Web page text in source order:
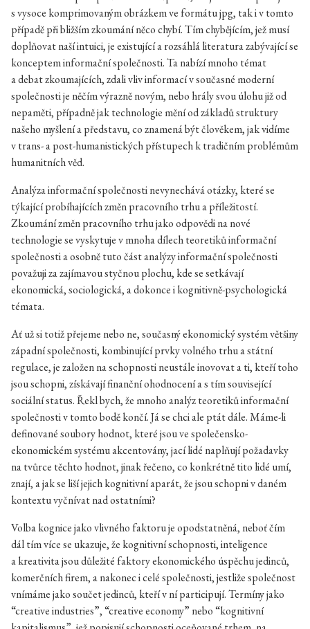
s vysoce komprimovaným obrázkem ve formátu jpg, tak i v tomto
případě při bližším zkoumání něco chybí. Tím chybějícím, jež musí
doplňovat naší intuici, je existující a rozsáhlá literatura zabývající se
konceptem informační společnosti. Ta nabízí mnoho témat
a debat zkoumajících, zdali vliv informací v současné moderní
společnosti je něčím výrazně novým, nebo hrály svou úlohu již od
nepaměti, případně jak technologie mění od základů struktury
našeho myšlení a představu, co znamená být člověkem, jak vidíme
v trans- a post-humanistických přístupech k tradičním problémům
humanitních věd.
Analýza informační společnosti nevynechává otázky, které se
týkající probíhajících změn pracovního trhu a příležitostí.
Zkoumání změn pracovního trhu jako odpovědi na nové
technologie se vyskytuje v mnoha dílech teoretiků informační
společnosti a osobně tuto část analýzy informační společnosti
považuji za zajímavou styčnou plochu, kde se setkávají
ekonomická, sociologická, a dokonce i kognitivně-psychologická
témata.
Ať už si totiž přejeme nebo ne, současný ekonomický systém většiny
západní společnosti, kombinující prvky volného trhu a státní
regulace, je založen na schopnosti neustále inovovat a ti, kteří toho
jsou schopni, získávají finanční ohodnocení a s tím související
sociální status. Řekl bych, že mnoho analýz teoretiků informační
společnosti v tomto bodě končí. Já se chci ale ptát dále. Máme-li
definované soubory hodnot, které jsou ve společensko-
ekonomickém systému akcentovány, jací lidé naplňují požadavky
na tvůrce těchto hodnot, jinak řečeno, co konkrétně tito lidé umí,
znají, a jak se liší jejich kognitivní aparát, že jsou schopni v daném
kontextu vyčnívat nad ostatními?
Volba kognice jako vlivného faktoru je opodstatněná, neboť čím
dál tím více se ukazuje, že kognitivní schopnosti, inteligence
a kreativita jsou důležité faktory ekonomického úspěchu jedinců,
komerčních firem, a nakonec i celé společnosti, jestliže společnost
vnímáme jako součet jedinců, kteří v ní participují. Termíny jako
“creative industries”, “creative economy” nebo “kognitivní